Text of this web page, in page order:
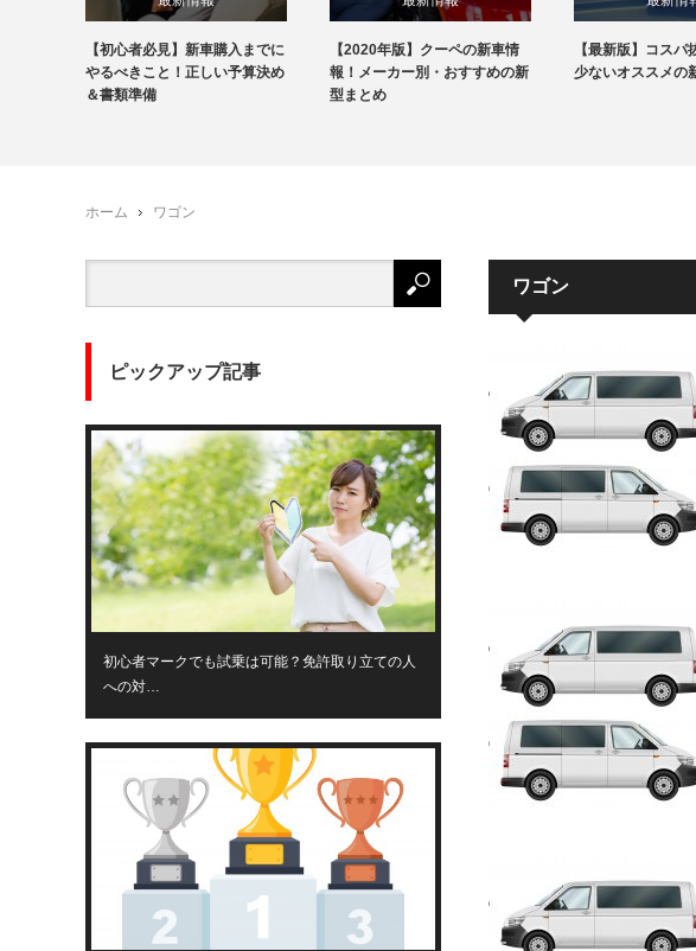
【初心者必見】新車購入までに
やるべきこと！正しい予算決め
＆書類準備
【2020年版】クーペの新車情
報！メーカー別・おすすめの新
型まとめ
【最新版】コスパ
少ないオススメの
ホーム ワゴン
ワゴン
ピックアップ記事
初心者マークでも試乗は可能？免許取り立ての人
への対…